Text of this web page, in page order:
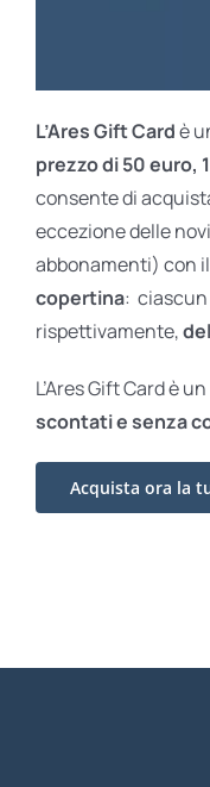
L’Ares Gift Cardè
prezzo di 50 euro,
consente di
eccezione delle
abbonamenti) con il
copertina: ciascun
rispettivamente,
L’Ares Gift Card è
scontati esenza
Acquista ora la